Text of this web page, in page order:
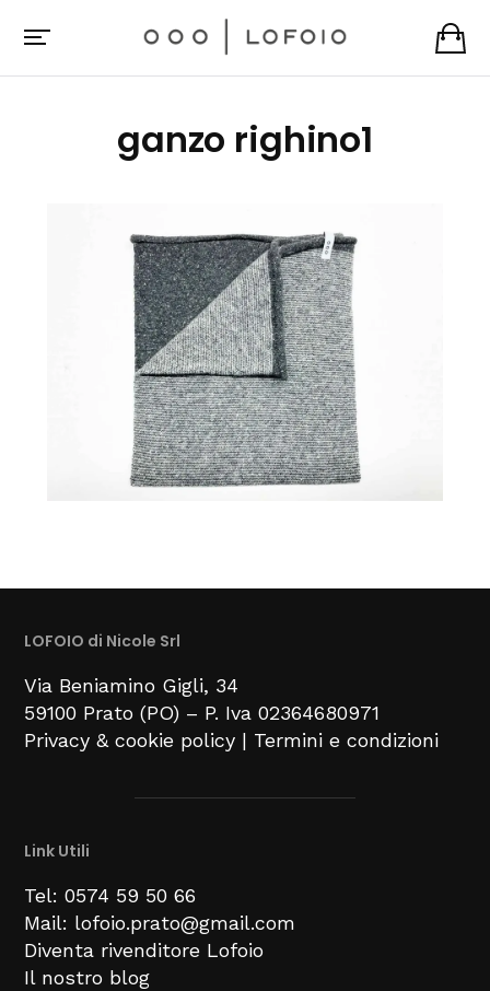
ganzo righino1
LOFOIO di Nicole Srl
Via Beniamino Gigli, 34
59100 Prato (PO) – P. Iva 02364680971
Privacy & cookie policy | Termini e condizioni
Link Utili
Tel: 0574 59 50 66
Mail: lofoio.prato@gmail.com
Diventa rivenditore Lofoio
Il nostro blog